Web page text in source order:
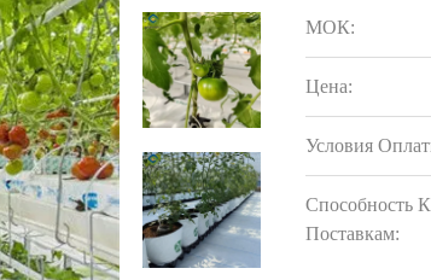
МОК:
Цена:
Условия
Способность К
Поставкам: